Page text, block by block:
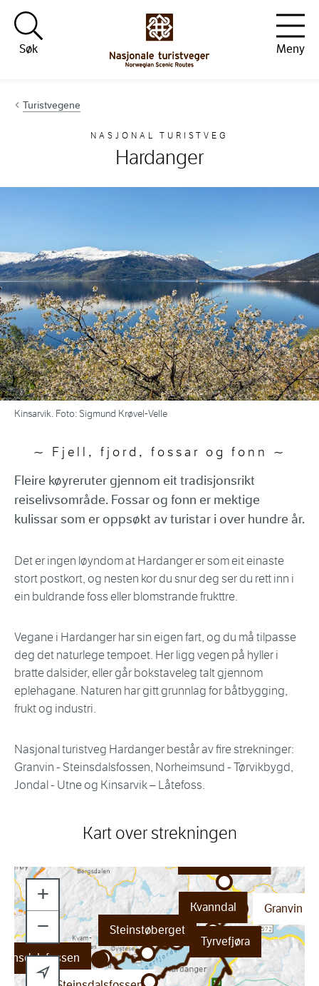
Hopp til innhold
Søk
Meny
Turistvegene
NASJONAL TURISTVEG
Hardanger
Kinsarvik. Foto: Sigmund Krøvel-Velle
Fjell, fjord, fossar og fonn
Fleire køyreruter gjennom eit tradisjonsrikt
reiselivsområde. Fossar og fonn er mektige
kulissar som er oppsøkt av turistar i over hundre år.
Det er ingen løyndom at Hardanger er som eit einaste
stort postkort, og nesten kor du snur deg ser du rett inn i
ein buldrande foss eller blomstrande frukttre.
Vegane i Hardanger har sin eigen fart, og du må tilpasse
deg det naturlege tempoet. Her ligg vegen på hyller i
bratte dalsider, eller går bokstaveleg talt gjennom
eplehagane. Naturen har gitt grunnlag for båtbygging,
frukt og industri.
Nasjonal turistveg Hardanger består av fire strekninger:
Granvin - Steinsdalsfossen, Norheimsund - Tørvikbygd,
Jondal - Utne og Kinsarvik – Låtefoss.
Kart over strekningen
Granvin
Steinstøberget
Tyrvefjøra
Kvanndal
+
−